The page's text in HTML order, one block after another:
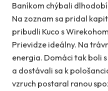
Baníkom chýbali
Na zoznam sa pridal
pribudli Kuco s
Prievidze ideálny. Na
energia. Domáci tak boli
a dostávali sa k
vzruch postaral ranou